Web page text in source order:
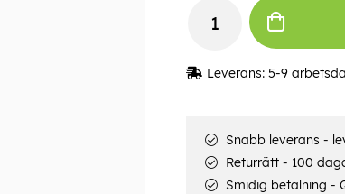
Leverans: 5-9
Snabb leverans -
Returrätt - 100
Smidig betalning -